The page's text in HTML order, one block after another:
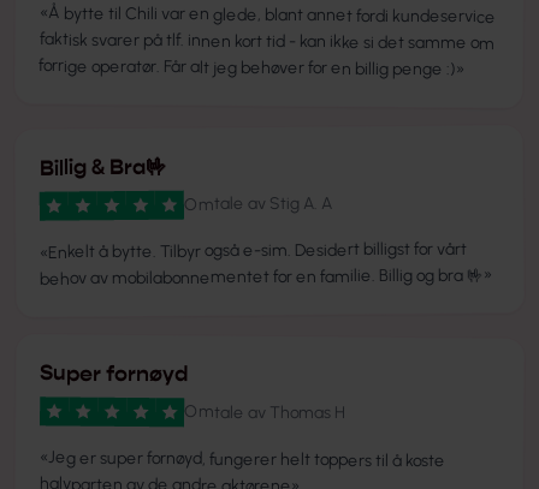
«Å bytte til Chili var en glede, blant annet fordi kundeservice
faktisk svarer på tlf. innen kort tid - kan ikke si det samme om
forrige operatør. Får alt jeg behøver for en billig penge :)»
Billig & Bra🤟
Omtale av Stig A. A
«Enkelt å bytte. Tilbyr også e-sim. Desidert billigst for vårt
behov av mobilabonnementet for en familie. Billig og bra 🤟»
Super fornøyd
Omtale av Thomas H
«Jeg er super fornøyd, fungerer helt toppers til å koste